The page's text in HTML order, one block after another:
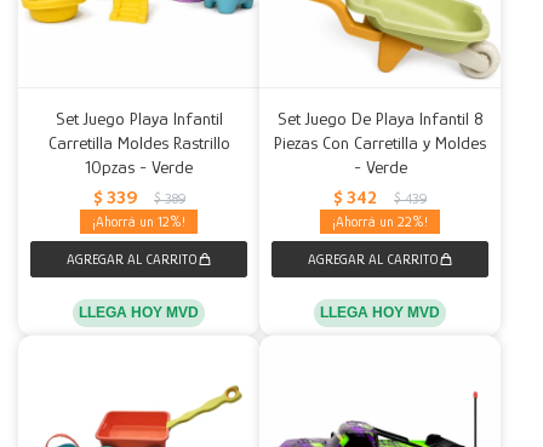
Set Juego Playa Infantil
Carretilla Moldes Rastrillo
10pzas - Verde
$ 339 $ 389
12
LLEGA HOY MVD
Set Juego De Playa Infantil 8
Piezas Con Carretilla y Moldes
- Verde
$ 342 $ 439
22
LLEGA HOY MVD